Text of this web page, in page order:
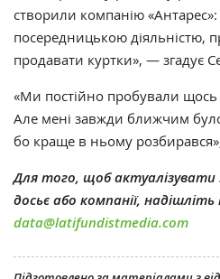
створили компанію
посередницькою діяльністю,
продавати куртки», — згадує
«Ми постійно пробували
Але мені завжди ближчим було
бо краще в ньому
Для того, щоб актуалізувати
досьє або компанії,
data@latifundistmedia.com